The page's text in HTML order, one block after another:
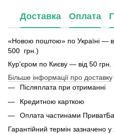
Доставка Оплата
«Новою поштою» по Україні —
500 грн.)
Кур'єром по Києву — від 50
Більше інформації про доставку
Післяплата при отриманні
Кредитною карткою
Оплата частинами
Гарантійний термін зазначено